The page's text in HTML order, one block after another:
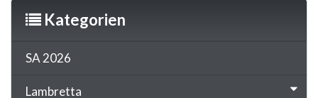
Kategorien
SA 2026
Lambretta